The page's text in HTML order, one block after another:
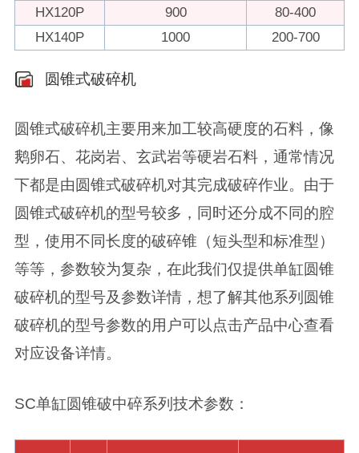
HX120P
900
80-400
HX140P
1000 200-700
圆锥式破碎机
圆锥式破碎机主要用来加工较高硬度的石料，像
鹅卵石、花岗岩、玄武岩等硬岩石料，通常情况
下都是由圆锥式破碎机对其完成破碎作业。由于
圆锥式破碎机的型号较多，同时还分成不同的腔
型，使用不同长度的破碎锥（短头型和标准型）
等等，参数较为复杂，在此我们仅提供单缸圆锥
破碎机的型号及参数详情，想了解其他系列圆锥
破碎机的型号参数的用户可以点击产品中心查看
对应设备详情。
SC单缸圆锥破中碎系列技术参数：